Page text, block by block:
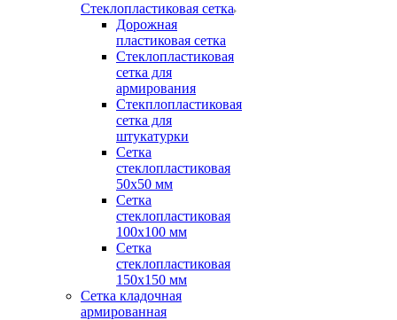
Стеклопластиковая сетка
Дорожная
пластиковая сетка
Стеклопластиковая
сетка для
армирования
Стекплопластиковая
сетка для
штукатурки
Сетка
стеклопластиковая
50x50 мм
Сетка
стеклопластиковая
100x100 мм
Сетка
стеклопластиковая
150x150 мм
Сетка кладочная
армированная